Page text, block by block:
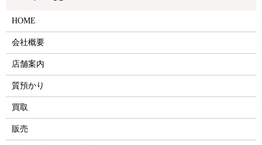
HOME
会社概要
店舗案内
質預かり
買取
販売